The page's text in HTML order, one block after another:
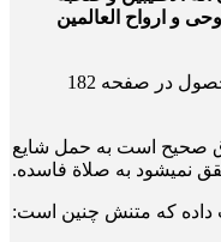
و ارواح العالمین
مرحوم محقق بروجردی حسب نقل المحصول در صفحه 182
صحیح است به حمل شایع
نمی­شود به صلاة فاسده.
داده که متنش چنین است: